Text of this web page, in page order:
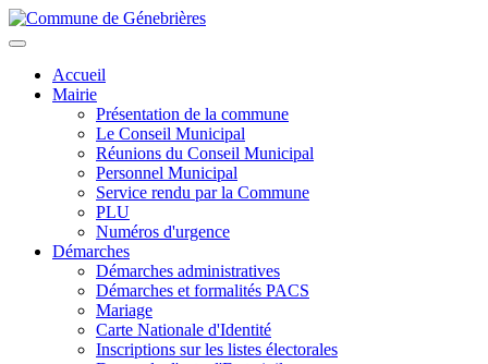
Aller
au
principal
Toggle
navigationAccueil
Mairie
Présentation de la commune
Le Conseil Municipal
Réunions du Conseil Municipal
Personnel Municipal
Service rendu par la Commune
PLU
Numéros d'urgence
Démarches
Démarches administratives
Démarches et formalités PACS
Mariage
Carte Nationale d'Identité
Inscriptions sur les listes électorales